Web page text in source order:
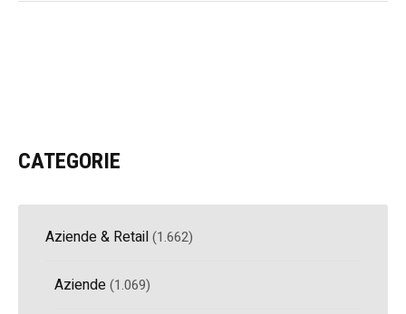
CATEGORIE
Aziende & Retail(1.662)
Aziende(1.069)